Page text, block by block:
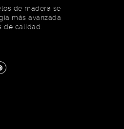
de madera se
más avanzada
de calidad.